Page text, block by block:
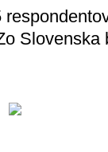
Slovenska